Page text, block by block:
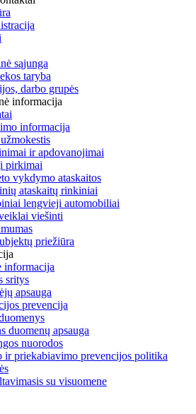
sąjunga
taryba
darbo grupės
informacija
informacija
ir apdovanojimai
pirkimai
vykdymo ataskaitos
ataskaitų rinkiniai
lengvieji automobiliai
viešinti
priežiūra
informacija
sritys
apsauga
prevencija
duomenų apsauga
nuorodos
ir priekabiavimo prevencijos politika
su visuomene